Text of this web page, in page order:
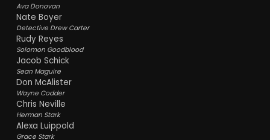
Ava Donovan
Nate Boyer
Detective Drew Carter
Rudy Reyes
Solomon Goodblood
Jacob Schick
Sean Maguire
Don McAlister
Wayne Codder
Chris Neville
Herman Stark
Alexa Luippold
Grace Stark